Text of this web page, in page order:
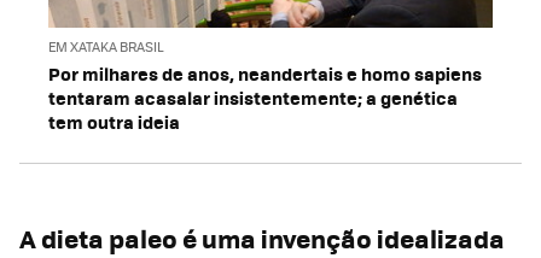
EM XATAKA BRASIL
Por milhares de anos, neandertais e homo sapiens
tentaram acasalar insistentemente; a genética
tem outra ideia
A dieta paleo é uma invenção idealizada